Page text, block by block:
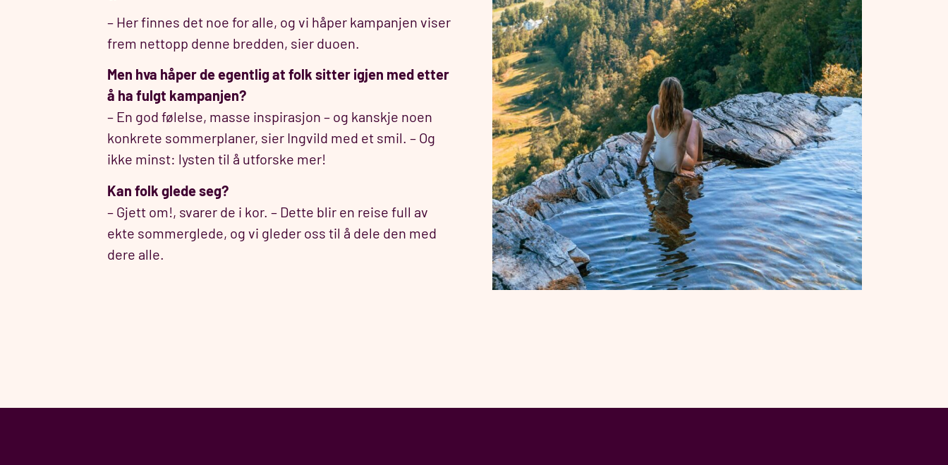
– Her finnes det noe for alle, og vi håper kampanjen viser
frem nettopp denne bredden, sier duoen.
Men hva håper de egentlig at folk sitter igjen med etter
å ha fulgt kampanjen?
– En god følelse, masse inspirasjon – og kanskje noen
konkrete sommerplaner, sier Ingvild med et smil. – Og
ikke minst: lysten til å utforske mer!
Kan folk glede seg?
– Gjett om!, svarer de i kor. – Dette blir en reise full av
ekte sommerglede, og vi gleder oss til å dele den med
dere alle.